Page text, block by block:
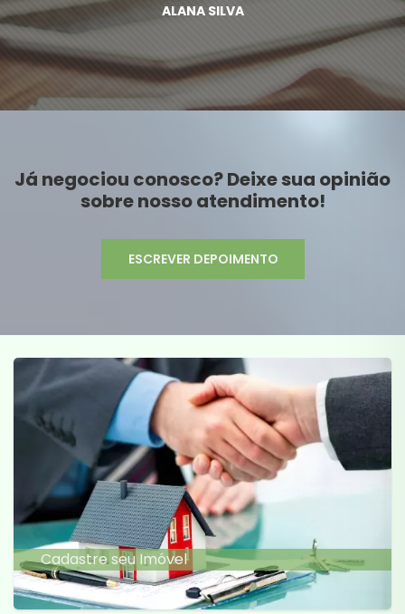
ALANA SILVA
Já negociou conosco? Deixe sua opinião
sobre nosso atendimento!
ESCREVER DEPOIMENTO
Cadastre seu Imóvel